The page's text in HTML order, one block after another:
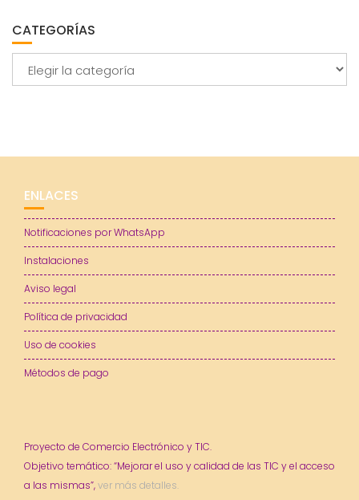
CATEGORÍAS
ENLACES
Notificaciones por WhatsApp
Instalaciones
Aviso legal
Política de privacidad
Uso de cookies
Métodos de pago
Proyecto de Comercio Electrónico y TIC.
Objetivo temático: “Mejorar el uso y calidad de las TIC y el acceso
a las mismas”,ver más detalles.